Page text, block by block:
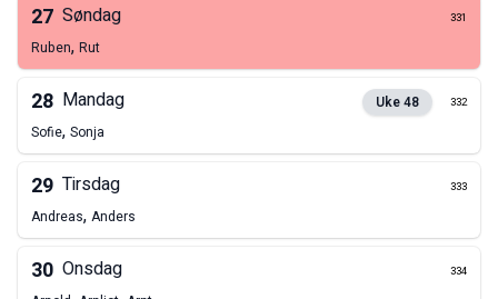
27 Søndag 331
Ruben, Rut
28 Mandag Uke48 332
Sofie, Sonja
29 Tirsdag 333
Andreas, Anders
30 Onsdag 334